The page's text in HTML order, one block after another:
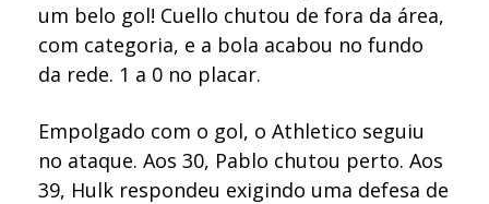
um belo gol! Cuello chutou de fora da área,
com categoria, e a bola acabou no fundo
da rede. 1 a 0 no placar.
Empolgado com o gol, o Athletico seguiu
no ataque. Aos 30, Pablo chutou perto. Aos
39, Hulk respondeu exigindo uma defesa de